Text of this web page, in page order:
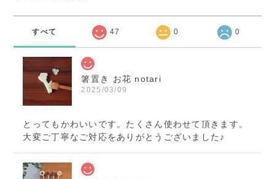
すべて 47 0 0
箸置き お花 notari
2025/03/09
とってもかわいいです。たくさん使わせて頂きます。
大変ご丁寧なご対応をありがとうございました♪